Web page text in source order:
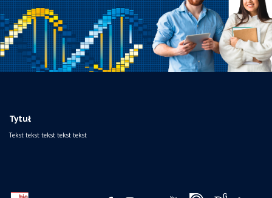
Tytuł
Tekst tekst tekst tekst tekst